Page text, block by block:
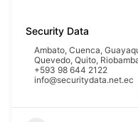
Security Data
Ambato, Cuenca,
Quevedo, Quito,
+593 98 644 2122
info@securitydata.net.ec